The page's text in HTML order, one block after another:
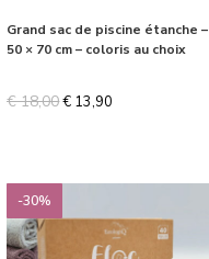
Grand sac de piscine étanche –
50 × 70 cm – coloris au choix
€18,00€ 13,90
-30%